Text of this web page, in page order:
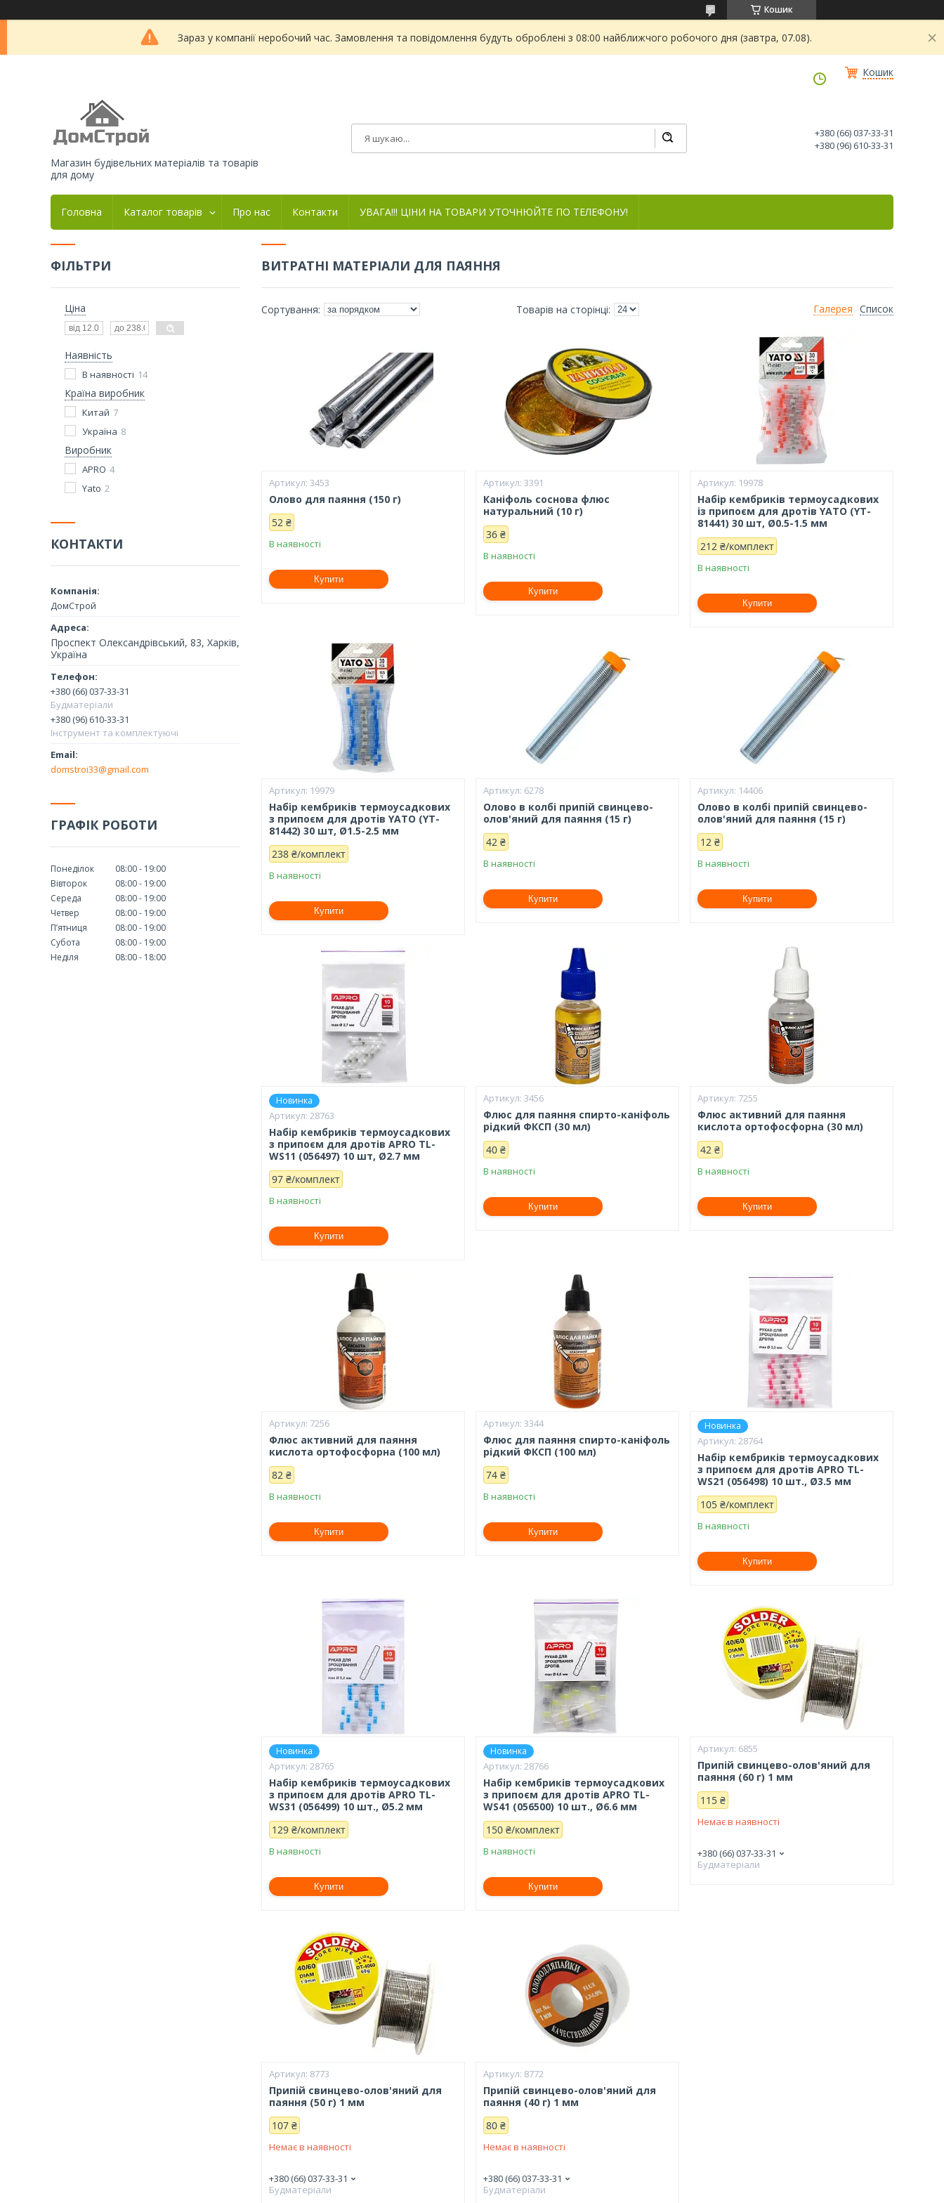
Кошик
Зараз у компанії неробочий час. Замовлення та повідомлення будуть оброблені з 08:00 найближчого робочого дня (завтра, 07.08).
Кошик
Магазин будівельних матеріалів та товарів
для дому
+380 (66) 037-33-31
+380 (96) 610-33-31
Головна Каталог товарів Про нас Контакти УВАГА!!! ЦІНИ НА ТОВАРИ УТОЧНЮЙТЕ ПО ТЕЛЕФОНУ!
ВИТРАТНІ МАТЕРІАЛИ ДЛЯ ПАЯННЯ
Галерея Список
3453
Олово для паяння (150 г)
52 ₴
В наявності
Купити
3391
Каніфоль соснова флюс
натуральний (10 г)
36 ₴
В наявності
Купити
19978
Набір кембриків термоусадкових
із припоєм для дротів YATO (YT-
81441) 30 шт, Ø0.5-1.5 мм
212 ₴/комплект
В наявності
Купити
19979
Набір кембриків термоусадкових
з припоєм для дротів YATO (YT-
81442) 30 шт, Ø1.5-2.5 мм
238 ₴/комплект
В наявності
Купити
6278
Олово в колбі припій свинцево-
олов'яний для паяння (15 г)
42 ₴
В наявності
Купити
14406
Олово в колбі припій свинцево-
олов'яний для паяння (15 г)
12 ₴
В наявності
Купити
Новинка
28763
Набір кембриків термоусадкових
з припоєм для дротів APRO TL-
WS11 (056497) 10 шт, Ø2.7 мм
97 ₴/комплект
В наявності
Купити
3456
Флюс для паяння спирто-каніфоль
рідкий ФКСП (30 мл)
40 ₴
В наявності
Купити
7255
Флюс активний для паяння
кислота ортофосфорна (30 мл)
42 ₴
В наявності
Купити
7256
Флюс активний для паяння
кислота ортофосфорна (100 мл)
82 ₴
В наявності
Купити
3344
Флюс для паяння спирто-каніфоль
рідкий ФКСП (100 мл)
74 ₴
В наявності
Купити
Новинка
28764
Набір кембриків термоусадкових
з припоєм для дротів APRO TL-
WS21 (056498) 10 шт., Ø3.5 мм
105 ₴/комплект
В наявності
Купити
Новинка
28765
Набір кембриків термоусадкових
з припоєм для дротів APRO TL-
WS31 (056499) 10 шт., Ø5.2 мм
129 ₴/комплект
В наявності
Купити
Новинка
28766
Набір кембриків термоусадкових
з припоєм для дротів APRO TL-
WS41 (056500) 10 шт., Ø6.6 мм
150 ₴/комплект
В наявності
Купити
6855
Припій свинцево-олов'яний для
паяння (60 г) 1 мм
115 ₴
Немає в наявності
+380 (66) 037-33-31
Будматеріали
8773
Припій свинцево-олов'яний для
паяння (50 г) 1 мм
107 ₴
Немає в наявності
+380 (66) 037-33-31
Будматеріали
8772
Припій свинцево-олов'яний для
паяння (40 г) 1 мм
80 ₴
Немає в наявності
+380 (66) 037-33-31
Будматеріали
ФІЛЬТРИ
Ціна
Наявність
В наявності 14
Країна виробник
Китай 7
Україна 8
Виробник
APRO 4
Yato 2
КОНТАКТИ
ДомСтрой
Проспект Олександрівський, 83, Харків,
Україна
+380 (66) 037-33-31
Будматеріали
+380 (96) 610-33-31
Інструмент та комплектуючі
domstroi33@gmail.com
ГРАФІК РОБОТИ
Понеділок 08:00
19:00
Вівторок
08:00
19:00
Середа
08:00
19:00
Четвер
08:00
19:00
Пʼятниця
08:00
19:00
Субота
08:00
19:00
Неділя
08:00 18:00